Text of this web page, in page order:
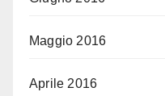
Maggio 2016
Aprile 2016